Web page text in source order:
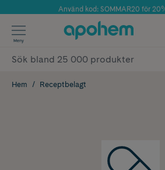
Årets Butik 2025 inom
Använd kod: SOMMAR20 för
✓ Fri frakt
✓ Poäng på alla köp*
Meny
Hem Receptbelagt